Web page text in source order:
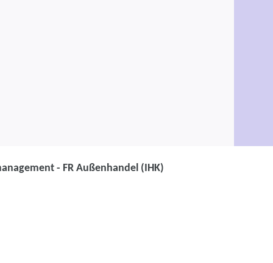
- FR Außenhandel (IHK)